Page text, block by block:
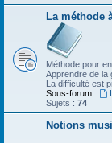
La méthode
Méthode pour
Apprendre de la
La difficulté est
Sous-forum :
Sujets : 74
Notions